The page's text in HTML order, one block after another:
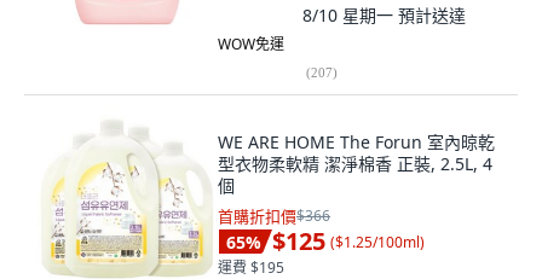
8/10 星期一 預計送達
WOW免運
(207)
WE ARE HOME The Forun 室內晾乾
型衣物柔軟精 潔淨棉香 正裝, 2.5L, 4
個
首購折扣價$366
65% $125 ($1.25/100ml)
運費 $195